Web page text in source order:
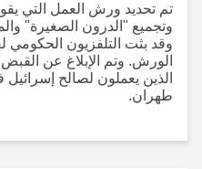
تم تحديد ورش العمل التي يقوم
وتجميع "الدرون الصغيرة"
وقد بثت التلفزيون الحكومي
الورش. وتم الإبلاغ عن القبض
الذين يعملون لصالح إسرائيل
طهران.